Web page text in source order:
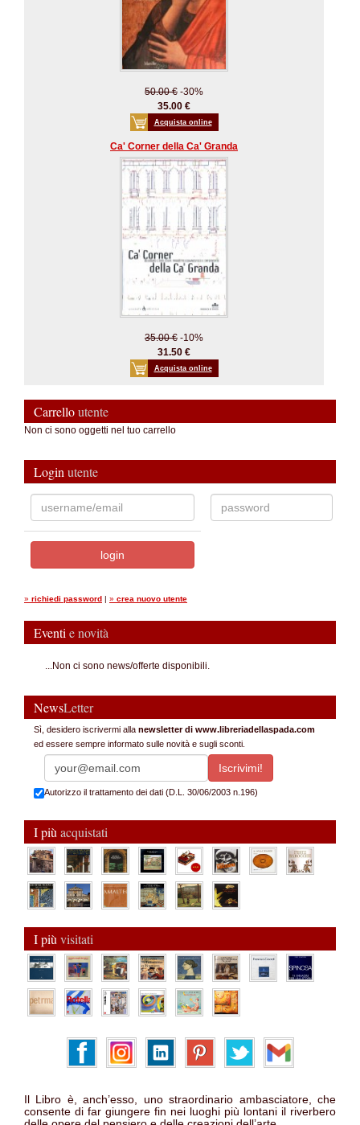
50.00 € -30%
35.00 €
Acquista online
Ca' Corner della Ca' Granda
35.00 € -10%
31.50 €
Acquista online
Carrelloutente
Non ci sono oggetti nel tuo carrello
Login utente
» richiedi password | » crea nuovo utente
Eventi e novità
...Non ci sono news/offerte disponibili.
NewsLetter
Sì, desidero iscrivermi alla newsletter di www.libreriadellaspada.com
ed essere sempre informato sulle novità e sugli sconti.
Autorizzo il trattamento dei dati (D.L. 30/06/2003 n.196)
I più acquistati
I più visitati
Il Libro è, anch’esso, uno straordinario ambasciatore, che
consente di far giungere fin nei luoghi più lontani il riverbero